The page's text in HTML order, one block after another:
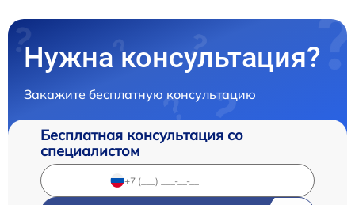
Нужна консультация?
Закажите бесплатную консультацию
Бесплатная консультация со
специалистом